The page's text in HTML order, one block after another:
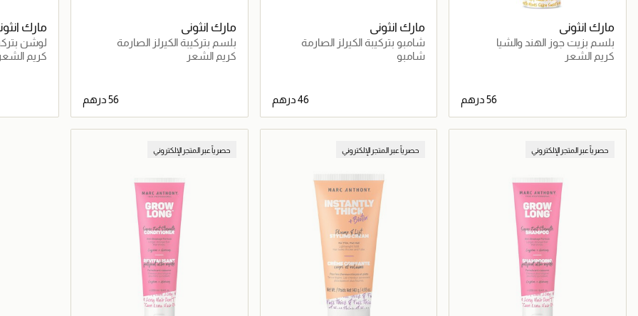
مارك انثوني
بلسم بزيت جوز الهند والشيا
كريم الشعر
جاري تحميل التفاصيل
مارك انثوني
شامبو بتركيبة الكيرلز الصارمة
شامبو
⁦46⁩ درهم
جاري تحميل التفاصيل
مارك انثوني
بلسم بتركيبة الكيرلز الصارمة
كريم الشعر
جاري تحميل التفاصيل
مارك
لوشن
كريم الشعر
حصرياً عبر المتجر الإلكتروني حصرياً عبر المتجر الإلكتروني حصرياً عبر المتجر الإلكتروني